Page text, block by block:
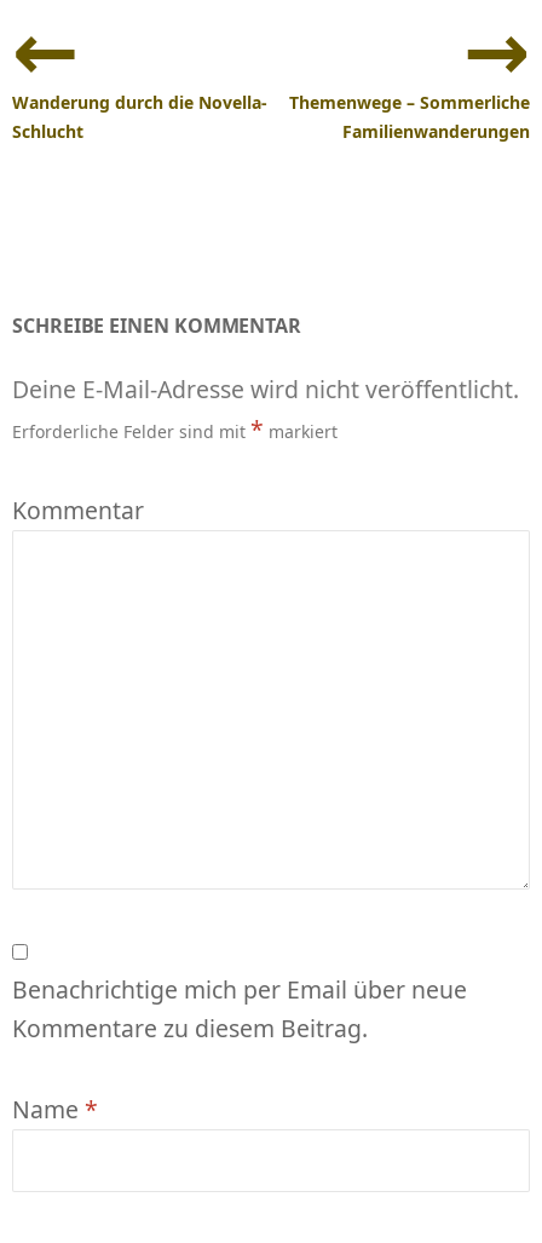
Navigation
Wanderung durch die Novella-
Schlucht
Themenwege – Sommerliche
Familienwanderungen
SCHREIBE EINEN KOMMENTAR
Deine E-Mail-Adresse wird nicht veröffentlicht.
Erforderliche Felder sind mit * markiert
Kommentar
Benachrichtige mich per Email über neue
Kommentare zu diesem Beitrag.
Name *